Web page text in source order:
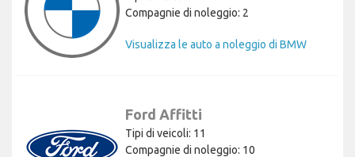
Compagnie di noleggio: 2
Visualizza le auto a noleggio di BMW
Ford Affitti
Tipi di veicoli: 11
Compagnie di noleggio: 10